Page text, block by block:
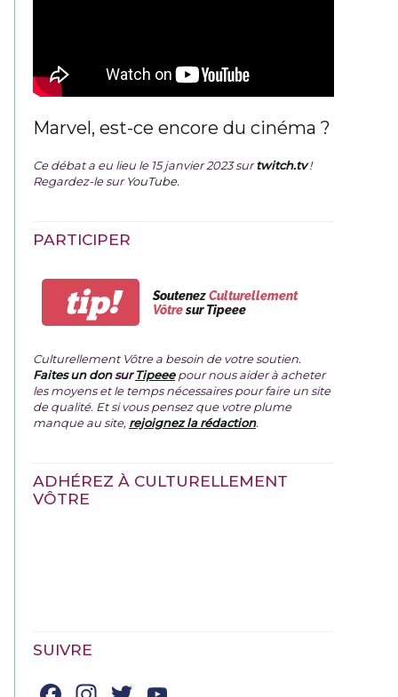
Marvel, est-ce encore du cinéma ?
Ce débat a eu lieu le 15 janvier 2023 surtwitch.tv !
Regardez-le surYouTube.
PARTICIPER
tip! SoutenezCulturellement
Vôtresur Tipeee
Culturellement Vôtre a besoin de votre soutien.
Faites un donsurTipeeepour nous aider à acheter
les moyens et le temps nécessaires pour faire un site
de qualité. Et si vous pensez que votre plume
manque au site, rejoignez la rédaction.
ADHÉREZ À CULTURELLEMENT
VÔTRE
SUIVRE